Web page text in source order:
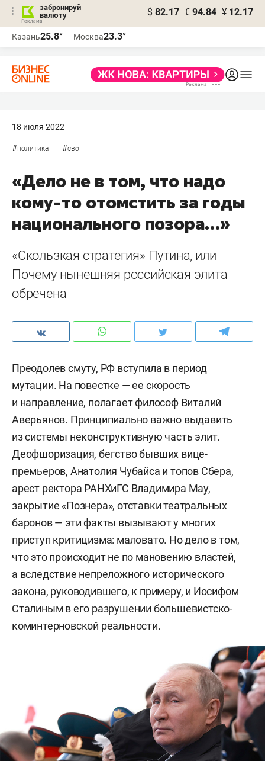
забронируй
валюту
$ 82.17 € 94.84 ¥ 12.17
Казань25.8° Москва23.3°
18 июля 2022
#политика #сво
«Дело не в том, что надо
кому-то отомстить за годы
национального позора…»
«Скользкая стратегия» Путина, или
Почему нынешняя российская элита
обречена
Преодолев смуту, РФ вступила в период
мутации. На повестке — ее скорость
и направление, полагает философ Виталий
Аверьянов. Принципиально важно выдавить
из системы неконструктивную часть элит.
Деофшоризация, бегство бывших вице-
премьеров, Анатолия Чубайса и топов Сбера,
арест ректора РАНХиГС Владимира Мау,
закрытие «Познера», отставки театральных
баронов — эти факты вызывают у многих
приступ критицизма: маловато. Но дело в том,
что это происходит не по мановению властей,
а вследствие непреложного исторического
закона, руководившего, к примеру, и Иосифом
Сталиным в его разрушении большевистско-
коминтерновской реальности.